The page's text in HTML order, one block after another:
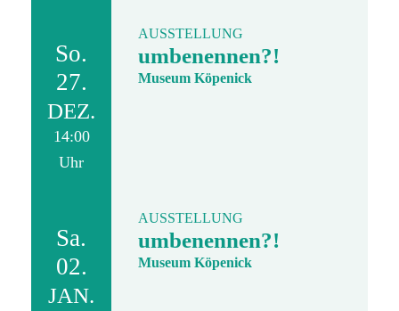
So.
27.
DEZ.
14:00
Uhr
AUSSTELLUNG
umbenennen?!
Museum Köpenick
Sa.
02.
JAN.
AUSSTELLUNG
umbenennen?!
Museum Köpenick